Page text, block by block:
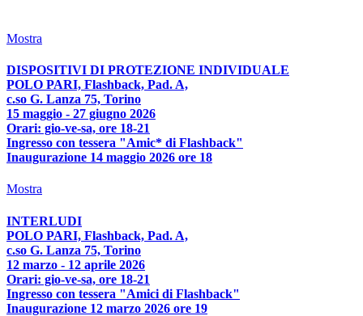
Mostra
DISPOSITIVI DI PROTEZIONE INDIVIDUALE
POLO PARI, Flashback, Pad. A,
c.so G. Lanza 75, Torino
15 maggio - 27 giugno 2026
Orari: gio-ve-sa, ore 18-21
Ingresso con tessera "Amic* di Flashback"
Inaugurazione 14 maggio 2026 ore 18
Mostra
INTERLUDI
POLO PARI, Flashback, Pad. A,
c.so G. Lanza 75, Torino
12 marzo - 12 aprile 2026
Orari: gio-ve-sa, ore 18-21
Ingresso con tessera "Amici di Flashback"
Inaugurazione 12 marzo 2026 ore 19